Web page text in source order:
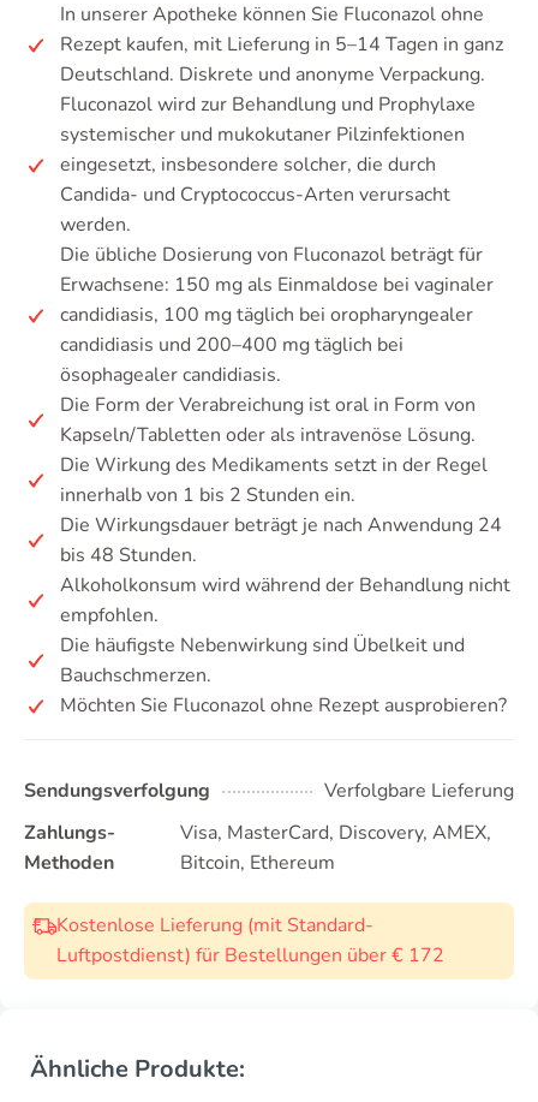
In unserer Apotheke können Sie Fluconazol ohne
Rezept kaufen, mit Lieferung in 5–14 Tagen in ganz
Deutschland. Diskrete und anonyme Verpackung.
Fluconazol wird zur Behandlung und Prophylaxe
systemischer und mukokutaner Pilzinfektionen
eingesetzt, insbesondere solcher, die durch
Candida- und Cryptococcus-Arten verursacht
werden.
Die übliche Dosierung von Fluconazol beträgt für
Erwachsene: 150 mg als Einmaldose bei vaginaler
candidiasis, 100 mg täglich bei oropharyngealer
candidiasis und 200–400 mg täglich bei
ösophagealer candidiasis.
Die Form der Verabreichung ist oral in Form von
Kapseln/Tabletten oder als intravenöse Lösung.
Die Wirkung des Medikaments setzt in der Regel
innerhalb von 1 bis 2 Stunden ein.
Die Wirkungsdauer beträgt je nach Anwendung 24
bis 48 Stunden.
Alkoholkonsum wird während der Behandlung nicht
empfohlen.
Die häufigste Nebenwirkung sind Übelkeit und
Bauchschmerzen.
Möchten Sie Fluconazol ohne Rezept ausprobieren?
Sendungsverfolgung
Verfolgbare Lieferung
Zahlungs-
Methoden
Visa, MasterCard, Discovery, AMEX,
Bitcoin, Ethereum
Kostenlose Lieferung (mit Standard-
Luftpostdienst) für Bestellungen über € 172
Ähnliche Produkte: